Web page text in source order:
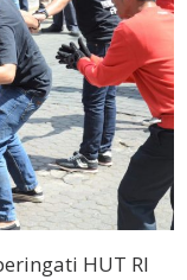
HUT RI